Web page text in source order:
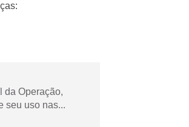
da Operação,
seu uso nas...